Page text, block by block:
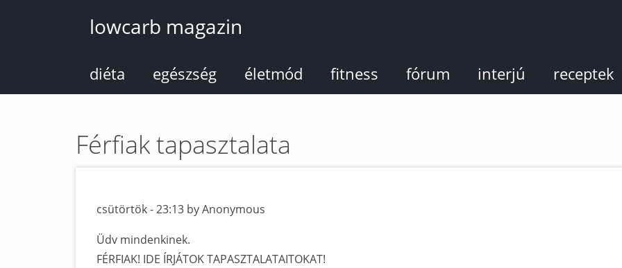
lowcarb magazin
diéta egészség életmód fitness fórum interjú receptek
Férfiak tapasztalata
csütörtök - 23:13 by Anonymous
Üdv mindenkinek.
FÉRFIAK! IDE ÍRJÁTOK TAPASZTALATAITOKAT!